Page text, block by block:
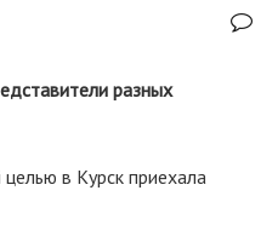
разных
в Курск приехала